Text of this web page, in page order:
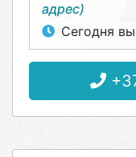
адрес)
Сегодня